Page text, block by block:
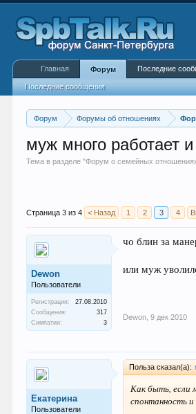
Форум Форумы об отношениях
муж много работает
Тема в разделе "Форум о семейных
Страница 3 из 4 < Назад 1 2 3 4
Dewon
Пользователи
Регистрация:
27.08.2010
Сообщения:
317
Симпатии:
3
чо блин за
или муж
Dewon 9 дек 2010
Екатерина
Пользователи
Польза сказал(а): ↑
Как быть, если
спонтанность и
Главная Форум
Последние сообщения
Последние